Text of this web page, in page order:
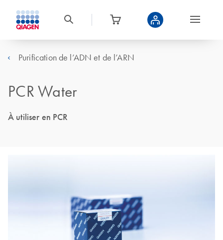
Purification de l’ADN et de l’ARN
PCR Water
À utiliser en PCR